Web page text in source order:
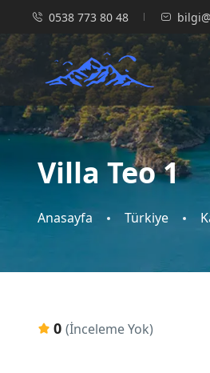
0538 773 80 48
Villa Teo 1
Anasayfa Türkiye
0 (İnceleme Yok)